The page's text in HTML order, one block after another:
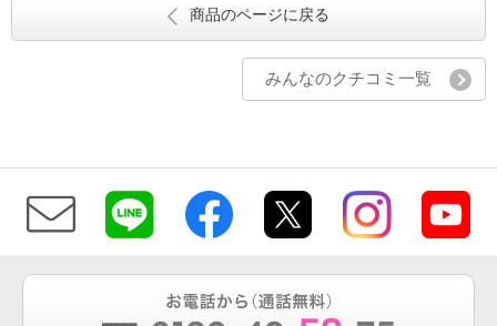
商品のページに戻る
みんなのクチコミ一覧